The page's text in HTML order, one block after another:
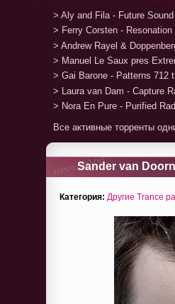
> Aly and Fila - Future
> Ferry Corsten -
> Andrew Rayel &
> Manuel Le Saux pres
> Gai Barone - Patterns 712
> Laura van Dam - Capture
> Nora En Pure - Purified
Все активные торренты
Sander van
Категория: Другие Trance